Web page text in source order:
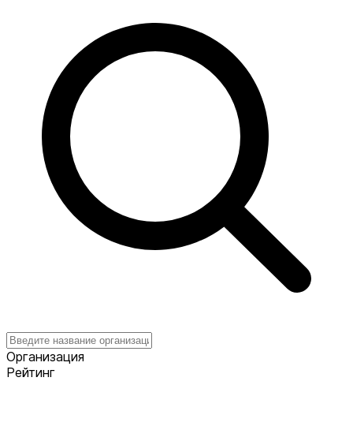
Организация
Рейтинг